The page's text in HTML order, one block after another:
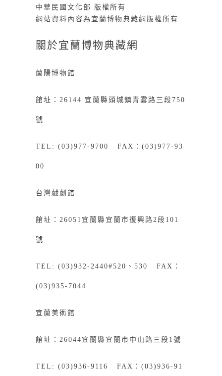
中華民國文化部 版權所有
網站資料內容為宜蘭博物典藏網版權所有
關於宜蘭博物典藏網
蘭陽博物館
館址：26144 宜蘭縣頭城鎮青雲路三段750
號
TEL: (03)977-9700 FAX：(03)977-93
00
台灣戲劇館
館址：26051宜蘭縣宜蘭市復興路2段101
號
TEL: (03)932-2440#520、530 FAX：
(03)935-7044
宜蘭美術館
館址：26044宜蘭縣宜蘭市中山路三段1號
TEL: (03)936-9116 FAX：(03)936-91